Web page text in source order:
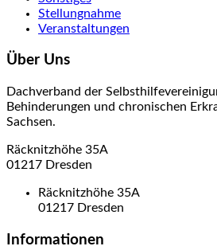
Stellungnahme
Veranstaltungen
Über Uns
Dachverband der
Behinderungen und chronischen
Sachsen.
Räcknitzhöhe 35A
01217 Dresden
Räcknitzhöhe 35A
01217 Dresden
Informationen